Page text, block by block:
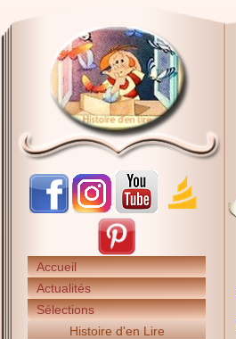
Accueil
Actualités
Sélections
Histoire d'en Lire